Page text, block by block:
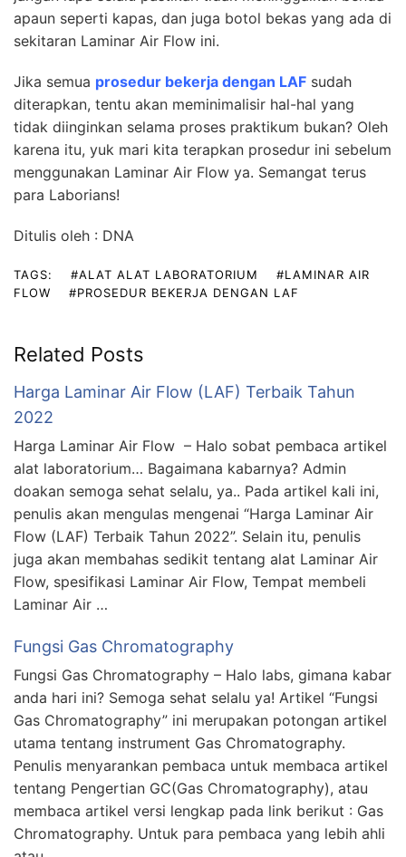
apaun seperti kapas, dan juga botol bekas yang ada di
sekitaran Laminar Air Flow ini.
Jika semua prosedur bekerja dengan LAF sudah
diterapkan, tentu akan meminimalisir hal-hal yang
tidak diinginkan selama proses praktikum bukan? Oleh
karena itu, yuk mari kita terapkan prosedur ini sebelum
menggunakan Laminar Air Flow ya. Semangat terus
para Laborians!
Ditulis oleh : DNA
TAGS: #ALAT ALAT LABORATORIUM
#LAMINAR AIR
FLOW
#PROSEDUR BEKERJA DENGAN LAF
Related Posts
Harga Laminar Air Flow (LAF) Terbaik Tahun
2022
Harga Laminar Air Flow – Halo sobat pembaca artikel
alat laboratorium… Bagaimana kabarnya? Admin
doakan semoga sehat selalu, ya.. Pada artikel kali ini,
penulis akan mengulas mengenai “Harga Laminar Air
Flow (LAF) Terbaik Tahun 2022”. Selain itu, penulis
juga akan membahas sedikit tentang alat Laminar Air
Flow, spesifikasi Laminar Air Flow, Tempat membeli
Laminar Air …
Fungsi Gas Chromatography
Fungsi Gas Chromatography – Halo labs, gimana kabar
anda hari ini? Semoga sehat selalu ya! Artikel “Fungsi
Gas Chromatography” ini merupakan potongan artikel
utama tentang instrument Gas Chromatography.
Penulis menyarankan pembaca untuk membaca artikel
tentang Pengertian GC(Gas Chromatography), atau
membaca artikel versi lengkap pada link berikut : Gas
Chromatography. Untuk para pembaca yang lebih ahli